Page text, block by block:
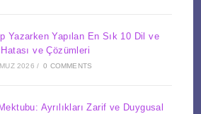
Yazarken Yapılan En Sık 10 Dil ve
ve Çözümleri
2026 / 0 COMMENTS
Ayrılıkları Zarif ve Duygusal